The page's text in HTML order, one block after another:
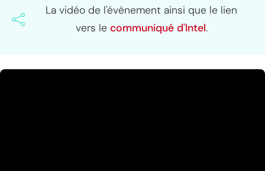
La vidéo de l'évènement ainsi que le lien
vers le communiqué d'Intel.